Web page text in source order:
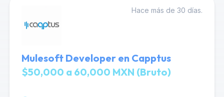
Hace más de 30 días.
Mulesoft Developer en Capptus
$50,000 a 60,000 MXN (Bruto)